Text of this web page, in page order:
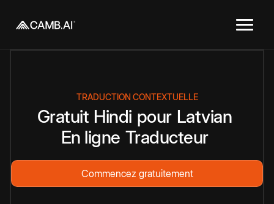
TRADUCTION CONTEXTUELLE
Gratuit Hindi pour Latvian
En ligne Traducteur
Commencez gratuitement